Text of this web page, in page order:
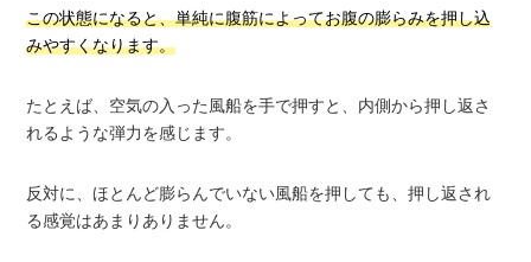
この状態になると、単純に腹筋によってお腹の膨らみを押し込
みやすくなります。
たとえば、空気の入った風船を手で押すと、内側から押し返さ
れるような弾力を感じます。
反対に、ほとんど膨らんでいない風船を押しても、押し返され
る感覚はあまりありません。